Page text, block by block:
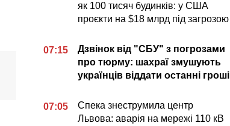
як 100 тисяч будинків: у США
проєкти на $18 млрд під загрозою
07:15
Дзвінок від "СБУ" з погрозами
про тюрму: шахраї змушують
українців віддати останні гроші
07:05
Спека знеструмила центр
Львова: аварія на мережі 110 кВ